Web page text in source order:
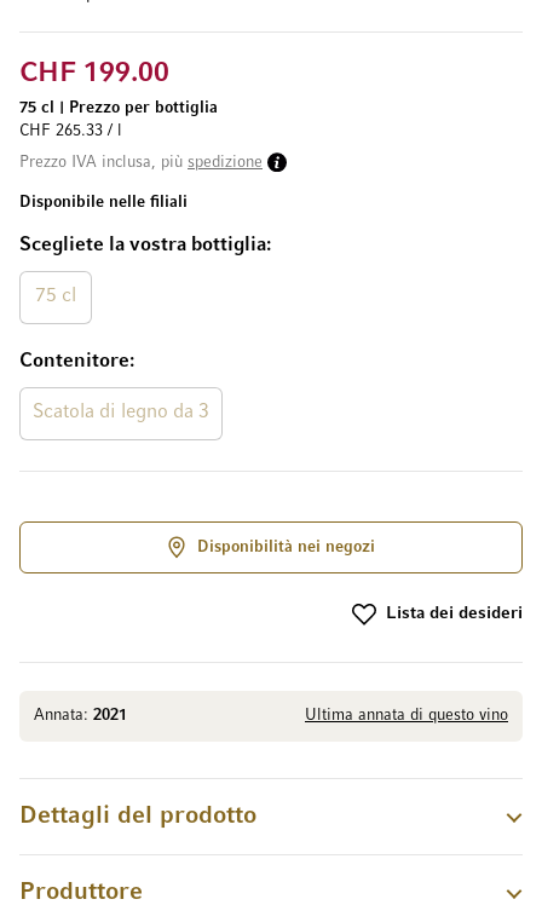
Annata: 2021 Ultima annata di questo vino
Scegliete la vostra bottiglia
75 cl
Contenitore
Scatola di legno da 3
CHF 199.00
75 cl
Prezzo per bottiglia
CHF 265.33 / l
Prezzo IVA inclusa, più spedizione
Disponibile nelle filiali
Disponibilità nei negozi
Lista dei desideri
Dettagli del prodotto
Produttore